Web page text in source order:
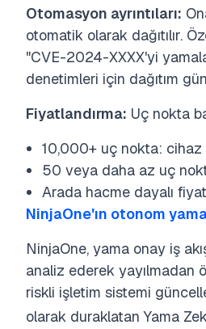
Otomasyon ayrıntıları:
otomatik olarak dağıtılır.
"CVE-2024-XXXX'yi
denetimleri için dağıtım
Fiyatlandırma: Uç nokta
10,000+ uç nokta: cihaz
50 veya daha az uç
Arada hacme dayalı
NinjaOne'ın otonom
NinjaOne, yama onay iş
analiz ederek yayılmadan
riskli işletim sistemi
olarak duraklatan Yama